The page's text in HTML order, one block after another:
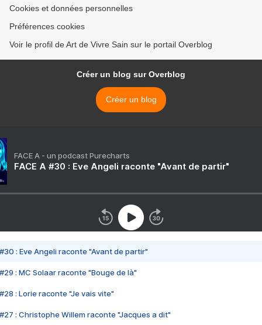
Cookies et données personnelles
Préférences cookies
Voir le profil de Art de Vivre Sain sur le portail Overblog
Créer un blog sur Overblog
Créer un blog
FACE A - un podcast Purecharts
FACE A #30 : Eve Angeli raconte "Avant de partir"
#30 : Eve Angeli raconte "Avant de partir"
#29 : MC Solaar raconte "Bouge de là"
#28 : Lorie raconte "Je vais vite"
#27 : Christophe Willem raconte "Jacques a dit"